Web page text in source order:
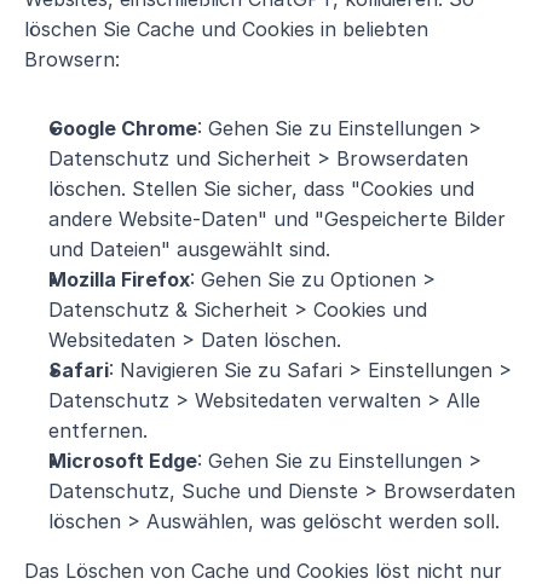
löschen Sie Cache und Cookies in beliebten
Browsern:
Google Chrome: Gehen Sie zu Einstellungen >
Datenschutz und Sicherheit > Browserdaten
löschen. Stellen Sie sicher, dass "Cookies und
andere Website-Daten" und "Gespeicherte Bilder
und Dateien" ausgewählt sind.
Mozilla Firefox: Gehen Sie zu Optionen >
Datenschutz & Sicherheit > Cookies und
Websitedaten > Daten löschen.
Safari: Navigieren Sie zu Safari > Einstellungen >
Datenschutz > Websitedaten verwalten > Alle
entfernen.
Microsoft Edge: Gehen Sie zu Einstellungen >
Datenschutz, Suche und Dienste > Browserdaten
löschen > Auswählen, was gelöscht werden soll.
Das Löschen von Cache und Cookies löst nicht nur